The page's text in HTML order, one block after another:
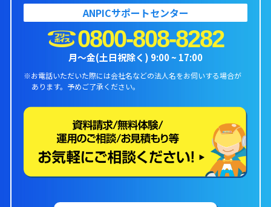
ANPICサポートセンター
0800-808-8282
月〜金(土日祝除く) 9:00 ~ 17:00
※お電話いただいた際には会社名などの法人名をお伺いする場合が
あります。 予めご了承ください。